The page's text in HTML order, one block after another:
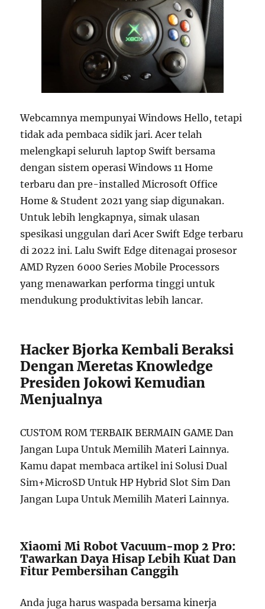
Webcamnya mempunyai Windows Hello, tetapi
tidak ada pembaca sidik jari. Acer telah
melengkapi seluruh laptop Swift bersama
dengan sistem operasi Windows 11 Home
terbaru dan pre-installed Microsoft Office
Home & Student 2021 yang siap digunakan.
Untuk lebih lengkapnya, simak ulasan
spesikasi unggulan dari Acer Swift Edge terbaru
di 2022 ini. Lalu Swift Edge ditenagai prosesor
AMD Ryzen 6000 Series Mobile Processors
yang menawarkan performa tinggi untuk
mendukung produktivitas lebih lancar.
Hacker Bjorka Kembali Beraksi
Dengan Meretas Knowledge
Presiden Jokowi Kemudian
Menjualnya
CUSTOM ROM TERBAIK BERMAIN GAME Dan
Jangan Lupa Untuk Memilih Materi Lainnya.
Kamu dapat membaca artikel ini Solusi Dual
Sim+MicroSD Untuk HP Hybrid Slot Sim Dan
Jangan Lupa Untuk Memilih Materi Lainnya.
Xiaomi Mi Robot Vacuum-mop 2 Pro:
Tawarkan Daya Hisap Lebih Kuat Dan
Fitur Pembersihan Canggih
Anda juga harus waspada bersama kinerja